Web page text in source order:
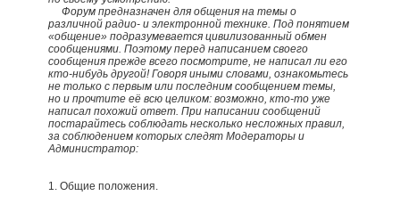
Форум предназначен для общения на темы о
различной радио- и электронной технике. Под понятием
«общение» подразумевается цивилизованный обмен
сообщениями. Поэтому перед написанием своего
сообщения прежде всего посмотрите, не написал ли его
кто-нибудь другой! Говоря иными словами, ознакомьтесь
не только с первым или последним сообщением темы,
но и прочтите её всю целиком: возможно, кто-то уже
написал похожий ответ. При написании сообщений
постарайтесь соблюдать несколько несложных правил,
за соблюдением которых следят Модераторы и
Администратор:
1. Общие положения.